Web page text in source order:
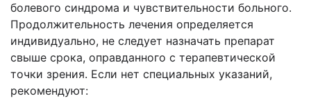
болевого синдрома и чувствительности больного.
Продолжительность лечения определяется
индивидуально, не следует назначать препарат
свыше срока, оправданного с терапевтической
точки зрения. Если нет специальных указаний,
рекомендуют: